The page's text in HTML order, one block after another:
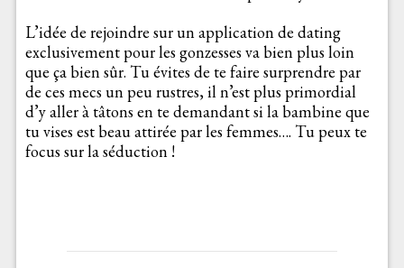
L’idée de rejoindre sur un application de dating
exclusivement pour les gonzesses va bien plus loin
que ça bien sûr. Tu évites de te faire surprendre par
de ces mecs un peu rustres, il n’est plus primordial
d’y aller à tâtons en te demandant si la bambine que
tu vises est beau attirée par les femmes…. Tu peux te
focus sur la séduction !